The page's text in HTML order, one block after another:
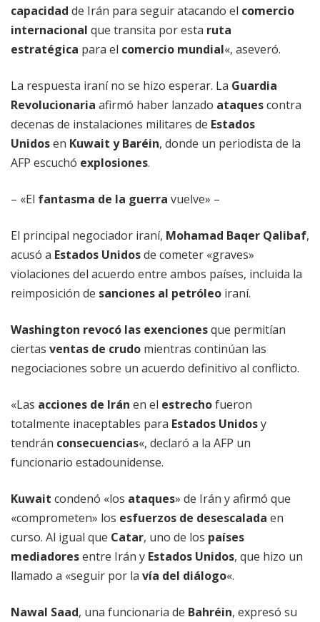
capacidad de Irán para seguir atacando el comercio
internacional que transita por esta ruta
estratégica para el comercio mundial«, aseveró.
La respuesta iraní no se hizo esperar. La Guardia
Revolucionaria afirmó haber lanzado ataquescontra
decenas de instalaciones militares de Estados
Unidosen Kuwait y Baréin, donde un periodista de la
AFP escuchó explosiones.
– «El fantasma de la guerra vuelve» –
El principal negociador iraní, Mohamad Baqer Qalibaf,
acusó a Estados Unidosde cometer «graves»
violaciones del acuerdo entre ambos países, incluida la
reimposición de sanciones al petróleo iraní.
Washington revocó las exencionesque permitían
ciertas ventas de crudo mientras continúan las
negociaciones sobre un acuerdo definitivo al conflicto.
«Las acciones de Irán en el estrechofueron
totalmente inaceptables para Estados Unidosy
tendrán consecuencias«, declaró a la AFP un
funcionario estadounidense.
Kuwait condenó «los ataques» de Irán y afirmó que
«comprometen» los esfuerzos de desescalada en
curso. Al igual que Catar, uno de los países
mediadoresentre Irán y Estados Unidos, que hizo un
llamado a «seguir por la vía del diálogo«.
Nawal Saad, una funcionaria de Bahréin, expresó su